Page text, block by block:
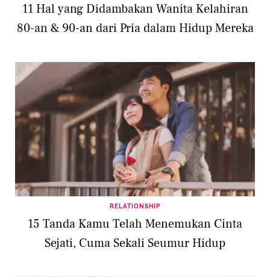
11 Hal yang Didambakan Wanita Kelahiran
80-an & 90-an dari Pria dalam Hidup Mereka
RELATIONSHIP
15 Tanda Kamu Telah Menemukan Cinta
Sejati, Cuma Sekali Seumur Hidup